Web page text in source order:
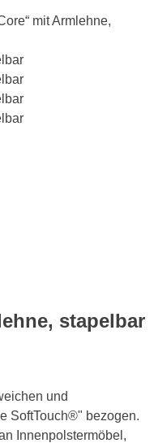
mit Armlehne,
stapelbar
und
SoftTouch®" bezogen.
Innenpolstermöbel,